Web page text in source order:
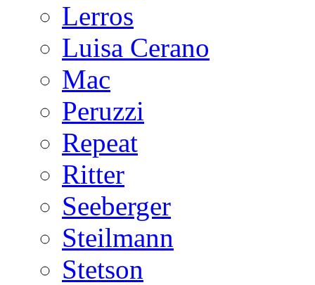
Lerros
Luisa Cerano
Mac
Peruzzi
Repeat
Ritter
Seeberger
Steilmann
Stetson